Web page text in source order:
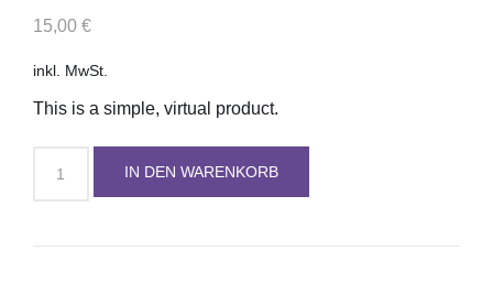
15,00 €
inkl. MwSt.
This is a simple, virtual product.
IN DEN WARENKORB